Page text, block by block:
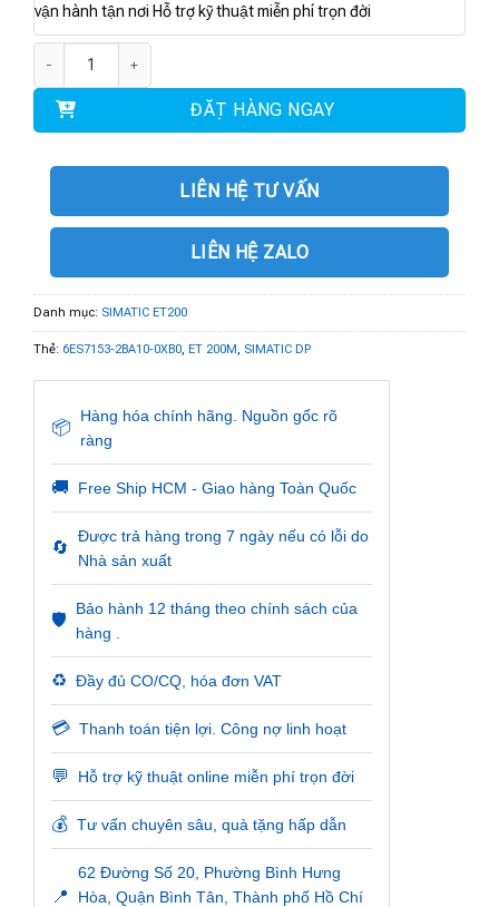
vận hành tận nơi Hỗ trợ kỹ thuật miễn phí trọn đời
ĐẶT HÀNG NGAY
LIÊN HỆ TƯ VẤN
LIÊN HỆ ZALO
Danh mục: SIMATIC ET200
Thẻ: 6ES7153-2BA10-0XB0, ET 200M, SIMATIC DP
📦
Hàng hóa chính hãng. Nguồn gốc rõ
ràng
🚚 Free Ship HCM - Giao hàng Toàn Quốc
🔄
Được trả hàng trong 7 ngày nếu có lỗi do
Nhà sản xuất
🛡️
Bảo hành 12 tháng theo chính sách của
hàng .
♻️ Đầy đủ CO/CQ, hóa đơn VAT
💳 Thanh toán tiện lợi. Công nợ linh hoạt
💬 Hỗ trợ kỹ thuật online miễn phí trọn đời
💰 Tư vấn chuyên sâu, quà tặng hấp dẫn
📍
62 Đường Số 20, Phường Bình Hưng
Hòa, Quận Bình Tân, Thành phố Hồ Chí